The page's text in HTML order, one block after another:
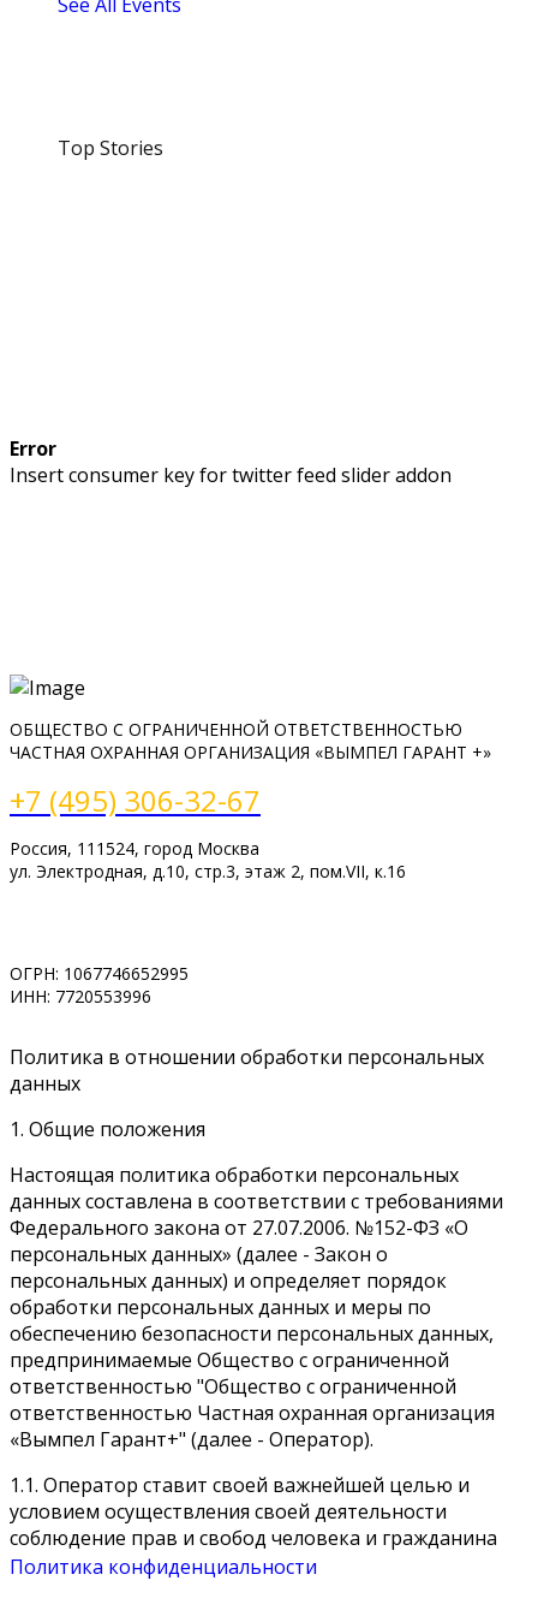
Top Stories
Error
Insert consumer key for twitter feed slider addon
ОБЩЕСТВО С ОГРАНИЧЕННОЙ ОТВЕТСТВЕННОСТЬЮ
ЧАСТНАЯ ОХРАННАЯ ОРГАНИЗАЦИЯ «ВЫМПЕЛ ГАРАНТ +»
+7 (495) 306-32-67
Россия, 111524, город Москва
ул. Электродная, д.10, стр.3, этаж 2, пом.VII, к.16
ОГРН: 1067746652995
ИНН: 7720553996
Политика в отношении обработки персональных
данных
1. Общие положения
Настоящая политика обработки персональных
данных составлена в соответствии с требованиями
Федерального закона от 27.07.2006. №152-ФЗ «О
персональных данных» (далее - Закон о
персональных данных) и определяет порядок
обработки персональных данных и меры по
обеспечению безопасности персональных данных,
предпринимаемые Общество с ограниченной
ответственностью "Общество с ограниченной
ответственностью Частная охранная организация
«Вымпел Гарант+" (далее - Оператор).
1.1. Оператор ставит своей важнейшей целью и
условием осуществления своей деятельности
соблюдение прав и свобод человека и гражданина
при обработке его персональных данных, в том числе
Политика конфиденциальности